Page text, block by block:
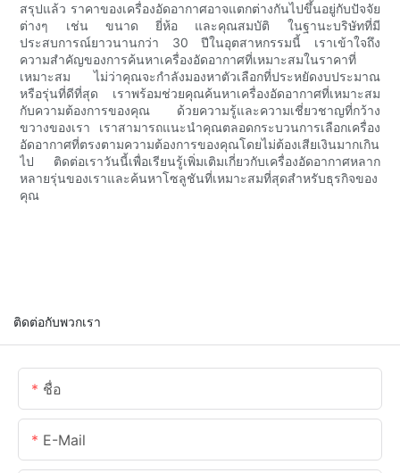
สรุปแล้ว ราคาของเครื่องอัดอากาศอาจแตกต่างกันไปขึ้นอยู่กับปัจจัย
ต่างๆ เช่น ขนาด ยี่ห้อ และคุณสมบัติ ในฐานะบริษัทที่มี
ประสบการณ์ยาวนานกว่า 30 ปีในอุตสาหกรรมนี้ เราเข้าใจถึง
ความสำคัญของการค้นหาเครื่องอัดอากาศที่เหมาะสมในราคาที่
เหมาะสม ไม่ว่าคุณจะกำลังมองหาตัวเลือกที่ประหยัดงบประมาณ
หรือรุ่นที่ดีที่สุด เราพร้อมช่วยคุณค้นหาเครื่องอัดอากาศที่เหมาะสม
กับความต้องการของคุณ ด้วยความรู้และความเชี่ยวชาญที่กว้าง
ขวางของเรา เราสามารถแนะนำคุณตลอดกระบวนการเลือกเครื่อง
อัดอากาศที่ตรงตามความต้องการของคุณโดยไม่ต้องเสียเงินมากเกิน
ไป ติดต่อเราวันนี้เพื่อเรียนรู้เพิ่มเติมเกี่ยวกับเครื่องอัดอากาศหลาก
หลายรุ่นของเราและค้นหาโซลูชันที่เหมาะสมที่สุดสำหรับธุรกิจของ
คุณ
ติดต่อกับพวกเรา
ชื่อ
E-Mail